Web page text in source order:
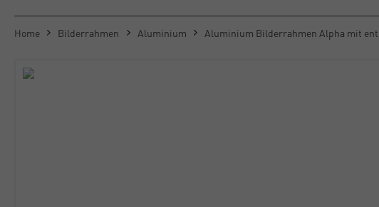
Home Bilderrahmen Aluminium Aluminium Bilderrahmen Alpha mit